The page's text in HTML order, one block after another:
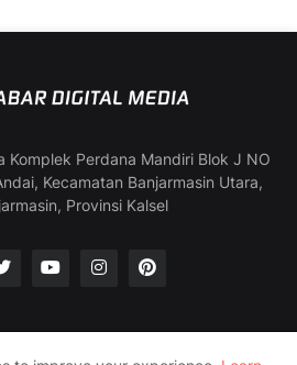
Komplek Perdana Mandiri Blok J NO
Kecamatan Banjarmasin Utara,
Provinsi Kalsel